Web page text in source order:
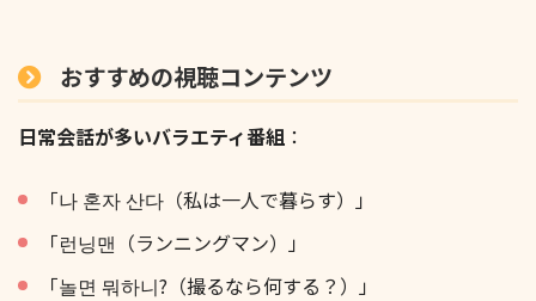
おすすめの視聴コンテンツ
日常会話が多いバラエティ番組 ：
「나 혼자 산다（私は一人で暮らす）」
「런닝맨（ランニングマン）」
「놀면 뭐하니?（撮るなら何する？）」